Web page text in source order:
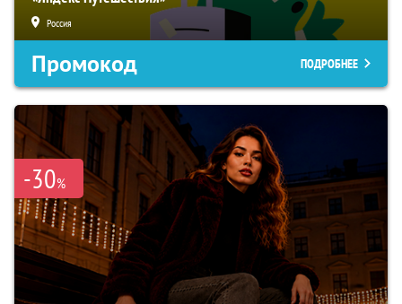
Россия
Промокод ПОДРОБНЕЕ
-30%